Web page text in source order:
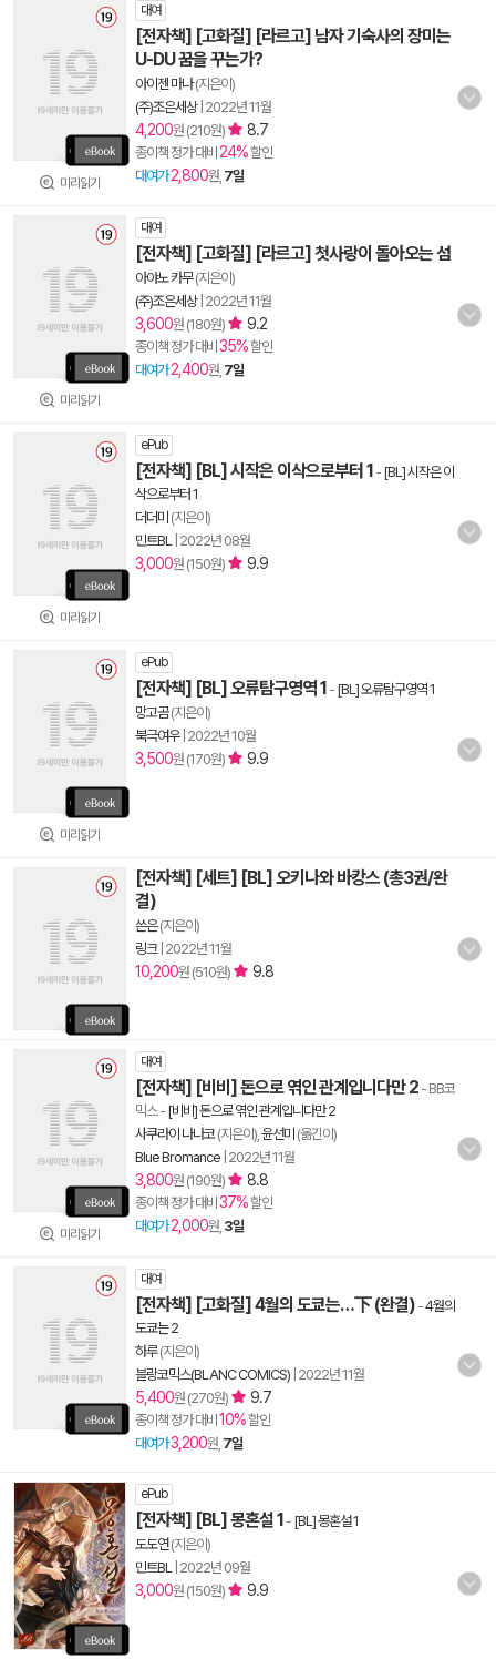
미리읽기
대여
[전자책] [고화질] [라르고] 남자 기숙사의 장미는
U-DU 꿈을 꾸는가?
아이젠 마나(지은이)
(주)조은세상| 2022년 11월
4,200원 (210원) 8.7
종이책 정가 대비 24%할인
대여가 2,800원, 7일
미리읽기
대여
[전자책] [고화질] [라르고] 첫사랑이 돌아오는 섬
아야노 카무(지은이)
(주)조은세상| 2022년 11월
3,600원 (180원) 9.2
종이책 정가 대비 35%할인
대여가 2,400원, 7일
미리읽기
ePub
[전자책] [BL] 시작은 이삭으로부터 1 - [BL] 시작은 이
삭으로부터 1
더더미 (지은이)
민트BL| 2022년 08월
3,000원 (150원) 9.9
미리읽기
ePub
[전자책] [BL] 오류탐구영역 1 - [BL] 오류탐구영역 1
망고곰(지은이)
북극여우| 2022년 10월
3,500원 (170원) 9.9
[전자책] [세트] [BL] 오키나와 바캉스 (총3권/완
결)
쓴은(지은이)
링크| 2022년 11월
10,200원 (510원) 9.8
미리읽기
대여
[전자책] [비비] 돈으로 엮인 관계입니다만 2 - BB코
믹스- [비비] 돈으로 엮인 관계입니다만 2
사쿠라이 나나코(지은이), 윤선미 (옮긴이)
Blue Bromance 2022년 11월
3,800원 (190원) 8.8
종이책 정가 대비 37%할인
대여가 2,000원, 3일
대여
[전자책] [고화질] 4월의 도쿄는…下 (완결) -4월의
도쿄는 2
하루(지은이)
블랑코믹스(BLANC COMICS) 2022년 11월
5,400원 (270원) 9.7
종이책 정가 대비 10%할인
대여가3,200원, 7일
ePub
[전자책] [BL] 몽혼설 1 - [BL] 몽혼설 1
도도연(지은이)
민트BL| 2022년 09월
3,000원 (150원) 9.9